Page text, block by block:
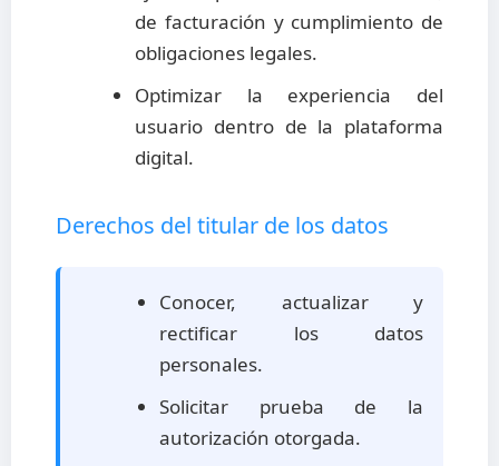
de facturación y cumplimiento de
obligaciones legales.
Optimizar la experiencia del
usuario dentro de la plataforma
digital.
Derechos del titular de los datos
Conocer, actualizar y
rectificar los datos
personales.
Solicitar prueba de la
autorización otorgada.